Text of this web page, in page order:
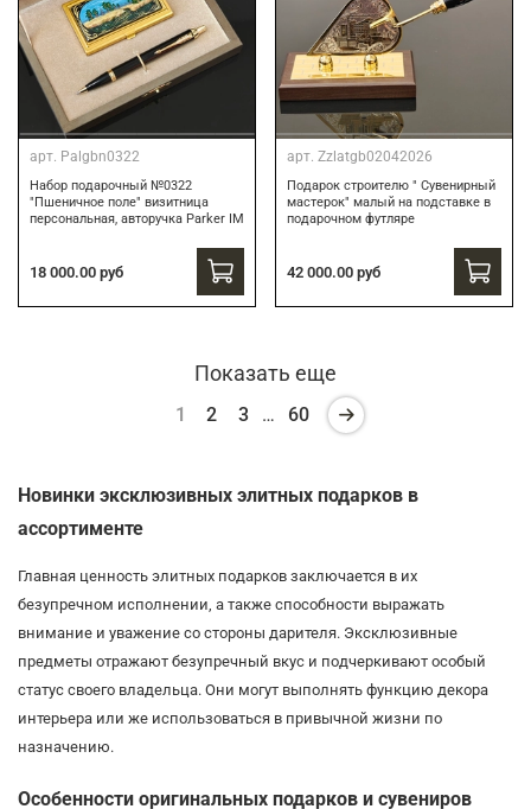
арт. Palgbn0322
Набор подарочный №0322
"Пшеничное поле" визитница
персональная, авторучка Parker IM
18 000.00 руб
арт. Zzlatgb02042026
Подарок строителю " Сувенирный
мастерок" малый на подставке в
подарочном футляре
42 000.00 руб
Показать еще
1 2 3 … 60
Новинки эксклюзивных элитных подарков в
ассортименте
Главная ценность элитных подарков заключается в их
безупречном исполнении, а также способности выражать
внимание и уважение со стороны дарителя. Эксклюзивные
предметы отражают безупречный вкус и подчеркивают особый
статус своего владельца. Они могут выполнять функцию декора
интерьера или же использоваться в привычной жизни по
назначению.
Особенности оригинальных подарков и сувениров